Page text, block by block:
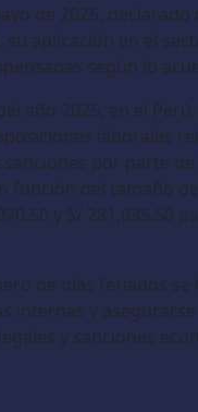
de 2025,
su aplicación en el
según lo
año 2025, en el
laborales
sanciones por parte
función del tamaño
y S/ 281,035.50
de días feriados
internas y
y sanciones